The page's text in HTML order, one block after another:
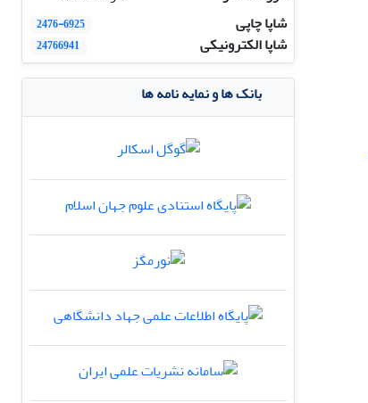
شاپا چاپی
2476-6925
شاپا الکترونیکی 24766941
بانک ها و نمایه نامه ها